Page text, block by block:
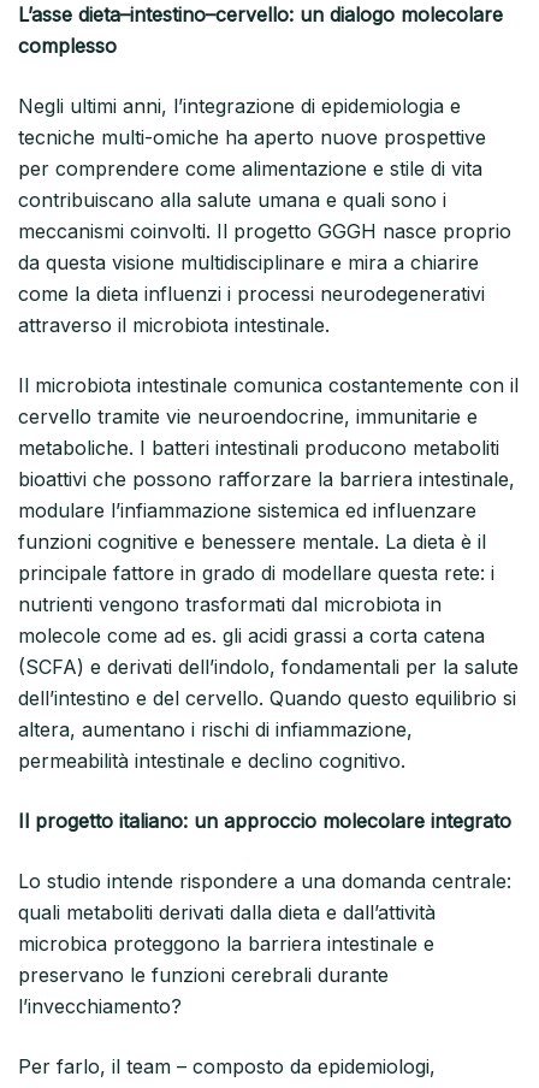
L’asse dieta–intestino–cervello: un dialogo molecolare
complesso
Negli ultimi anni, l’integrazione di epidemiologia e
tecniche multi-omiche ha aperto nuove prospettive
per comprendere come alimentazione e stile di vita
contribuiscano alla salute umana e quali sono i
meccanismi coinvolti. Il progetto GGGH nasce proprio
da questa visione multidisciplinare e mira a chiarire
come la dieta influenzi i processi neurodegenerativi
attraverso il microbiota intestinale.
Il microbiota intestinale comunica costantemente con il
cervello tramite vie neuroendocrine, immunitarie e
metaboliche. I batteri intestinali producono metaboliti
bioattivi che possono rafforzare la barriera intestinale,
modulare l’infiammazione sistemica ed influenzare
funzioni cognitive e benessere mentale. La dieta è il
principale fattore in grado di modellare questa rete: i
nutrienti vengono trasformati dal microbiota in
molecole come ad es. gli acidi grassi a corta catena
(SCFA) e derivati dell’indolo, fondamentali per la salute
dell’intestino e del cervello. Quando questo equilibrio si
altera, aumentano i rischi di infiammazione,
permeabilità intestinale e declino cognitivo.
Il progetto italiano: un approccio molecolare integrato
Lo studio intende rispondere a una domanda centrale:
quali metaboliti derivati dalla dieta e dall’attività
microbica proteggono la barriera intestinale e
preservano le funzioni cerebrali durante
l’invecchiamento?
Per farlo, il team – composto da epidemiologi,